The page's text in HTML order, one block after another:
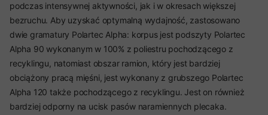
podczas intensywnej aktywności, jak i w okresach większej
bezruchu. Aby uzyskać optymalną wydajność, zastosowano
dwie gramatury Polartec Alpha: korpus jest podszyty Polartec
Alpha 90 wykonanym w 100% z poliestru pochodzącego z
recyklingu, natomiast obszar ramion, który jest bardziej
obciążony pracą mięśni, jest wykonany z grubszego Polartec
Alpha 120 także pochodzącego z recyklingu. Jest on również
bardziej odporny na ucisk pasów naramiennych plecaka.